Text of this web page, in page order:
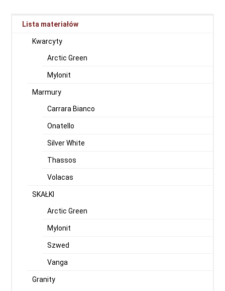
Lista materiałów
Kwarcyty
Arctic Green
Mylonit
Marmury
Carrara Bianco
Onatello
Silver White
Thassos
Volacas
SKAŁKI
Arctic Green
Mylonit
Szwed
Vanga
Granity